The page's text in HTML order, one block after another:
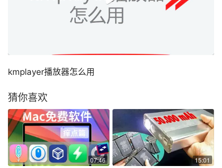
kmplayer播放器怎么用
猜你喜欢
07:46 15:01